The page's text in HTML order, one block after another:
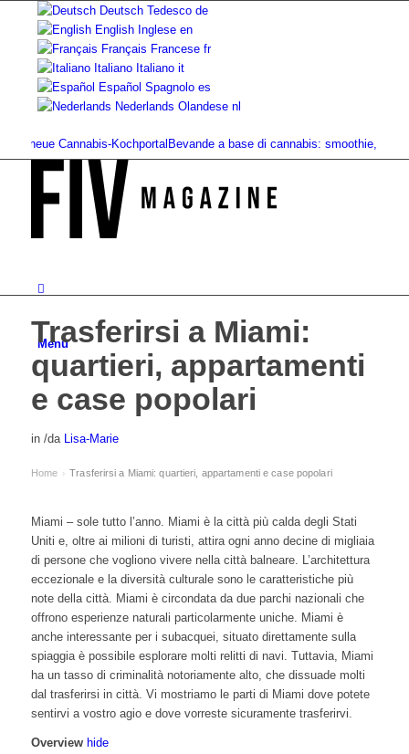
Deutsch Tedesco de
English Inglese en
Français Francese fr
Italiano Italiano it
Español Spagnolo es
Nederlands Olandese nl
Cannabis-KochportalBevande a base di cannabis: smoothie, tè,...
Menu
Trasferirsi a Miami:
quartieri, appartamenti
e case popolari
in /da Lisa-Marie
Home › Trasferirsi a Miami: quartieri, appartamenti e case popolari
Miami – sole tutto l’anno. Miami è la città più calda degli Stati
Uniti e, oltre ai milioni di turisti, attira ogni anno decine di migliaia
di persone che vogliono vivere nella città balneare. L’architettura
eccezionale e la diversità culturale sono le caratteristiche più
note della città. Miami è circondata da due parchi nazionali che
offrono esperienze naturali particolarmente uniche. Miami è
anche interessante per i subacquei, situato direttamente sulla
spiaggia è possibile esplorare molti relitti di navi. Tuttavia, Miami
ha un tasso di criminalità notoriamente alto, che dissuade molti
dal trasferirsi in città. Vi mostriamo le parti di Miami dove potete
sentirvi a vostro agio e dove vorreste sicuramente trasferirvi.
Overview hide